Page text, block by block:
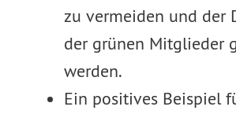
zu vermeiden und der
der grünen Mitglieder
werden.
Ein positives Beispiel